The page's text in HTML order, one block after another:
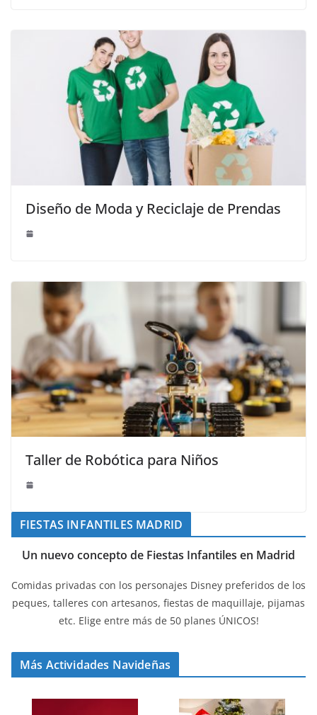
Diseño de Moda y Reciclaje de Prendas
Taller de Robótica para Niños
FIESTAS INFANTILES MADRID
Un nuevo concepto de Fiestas Infantiles en Madrid
Comidas privadas con los personajes Disney preferidos de los
peques, talleres con artesanos, fiestas de maquillaje, pijamas
etc. Elige entre más de 50 planes ÚNICOS!
Más Actividades Navideñas